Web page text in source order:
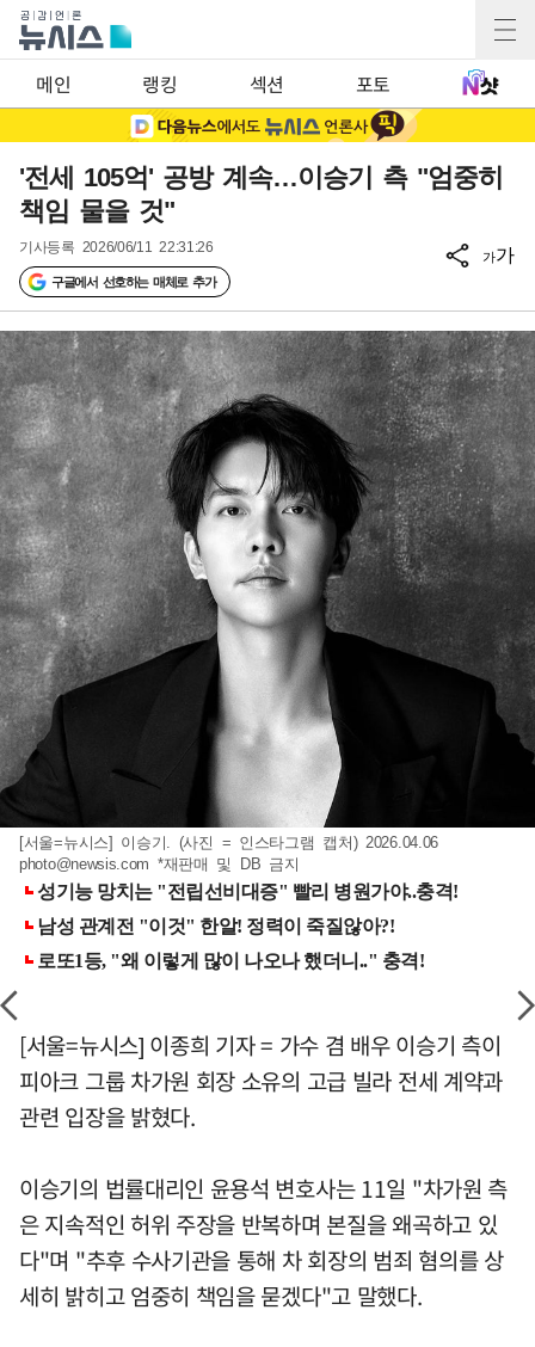
메인 랭킹 섹션 포토
'전세 105억' 공방 계속…이승기 측 "엄중히
책임 물을 것"
기사등록 2026/06/11 22:31:26
구글에서 선호하는 매체로 추가
가가
[서울=뉴시스] 이승기. (사진 = 인스타그램 캡처) 2026.04.06
photo@newsis.com *재판매 및 DB 금지
[서울=뉴시스] 이종희 기자 = 가수 겸 배우 이승기 측이
피아크 그룹 차가원 회장 소유의 고급 빌라 전세 계약과
관련 입장을 밝혔다.
이승기의 법률대리인 윤용석 변호사는 11일 "차가원 측
은 지속적인 허위 주장을 반복하며 본질을 왜곡하고 있
다"며 "추후 수사기관을 통해 차 회장의 범죄 혐의를 상
세히 밝히고 엄중히 책임을 묻겠다"고 말했다.